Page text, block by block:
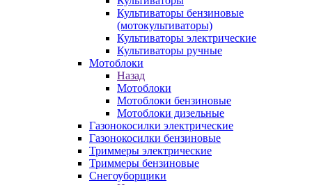
Культиваторы бензиновые
(мотокультиваторы)
Культиваторы электрические
Культиваторы ручные
Мотоблоки
Назад
Мотоблоки
Мотоблоки бензиновые
Мотоблоки дизельные
Газонокосилки электрические
Газонокосилки бензиновые
Триммеры электрические
Триммеры бензиновые
Снегоуборщики